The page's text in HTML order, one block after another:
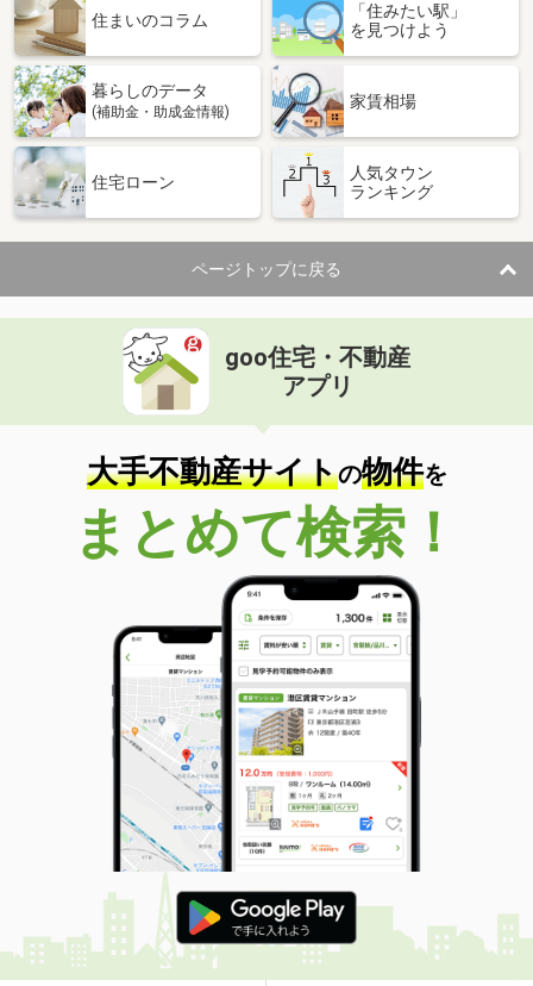
住まいのコラム
「住みたい駅」
を見つけよう
暮らしのデータ
(補助金・助成金情報)
家賃相場
住宅ローン
人気タウン
ランキング
ページトップに戻る
goo住宅・不動産
アプリ
大手不動産サイトの物件を
まとめて検索！